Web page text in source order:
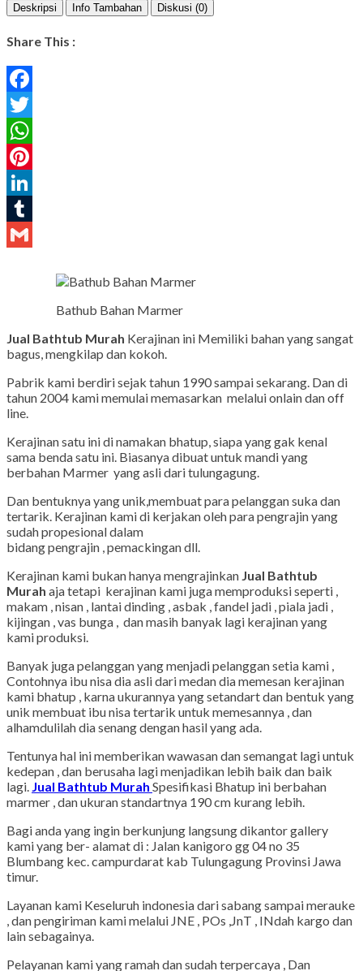
Deskripsi Info Tambahan Diskusi (0)
Share This :
Facebook
Twitter
WhatsApp
Pinterest
LinkedIn
Tumblr
Bathub Bahan Marmer
Jual Bathtub Murah Kerajinan ini Memiliki bahan yang sangat
bagus, mengkilap dan kokoh.
Pabrik kami berdiri sejak tahun 1990 sampai sekarang. Dan di
tahun 2004 kami memulai memasarkan melalui onlain dan off
line.
Kerajinan satu ini di namakan bhatup, siapa yang gak kenal
sama benda satu ini. Biasanya dibuat untuk mandi yang
berbahan Marmer yang asli dari tulungagung.
Dan bentuknya yang unik,membuat para pelanggan suka dan
tertarik. Kerajinan kami di kerjakan oleh para pengrajin yang
sudah propesional dalam
bidang pengrajin , pemackingan dll.
Kerajinan kami bukan hanya mengrajinkan Jual Bathtub
Murah aja tetapi kerajinan kami juga memproduksi seperti ,
makam , nisan , lantai dinding , asbak , fandel jadi , piala jadi ,
kijingan , vas bunga , dan masih banyak lagi kerajinan yang
kami produksi.
Banyak juga pelanggan yang menjadi pelanggan setia kami ,
Contohnya ibu nisa dia asli dari medan dia memesan kerajinan
kami bhatup , karna ukurannya yang setandart dan bentuk yang
unik membuat ibu nisa tertarik untuk memesannya , dan
alhamdulilah dia senang dengan hasil yang ada.
Tentunya hal ini memberikan wawasan dan semangat lagi untuk
kedepan , dan berusaha lagi menjadikan lebih baik dan baik
lagi. Jual Bathtub Murah Spesifikasi Bhatup ini berbahan
marmer , dan ukuran standartnya 190 cm kurang lebih.
Bagi anda yang ingin berkunjung langsung dikantor gallery
kami yang ber- alamat di : Jalan kanigoro gg 04 no 35
Blumbang kec. campurdarat kab Tulungagung Provinsi Jawa
timur.
Layanan kami Keseluruh indonesia dari sabang sampai merauke
, dan pengiriman kami melalui JNE , POs ,JnT , INdah kargo dan
lain sebagainya.
Pelayanan kami yang ramah dan sudah terpercaya , Dan